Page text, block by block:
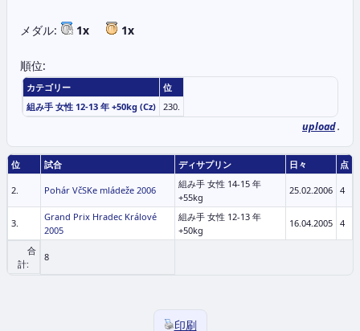
メダル: 1x 1x
順位:
カテゴリー
位
組み手 女性 12-13 年 +50kg (Cz) 230.
upload.
位 試合 ディサプリン 日々 点
2. Pohár VčSKe mládeže 2006
組み手 女性 14-15 年
+55kg
25.02.2006 4
3.
Grand Prix Hradec Králové
2005
組み手 女性 12-13 年
+50kg
16.04.2005 4
合
計:
8
印刷